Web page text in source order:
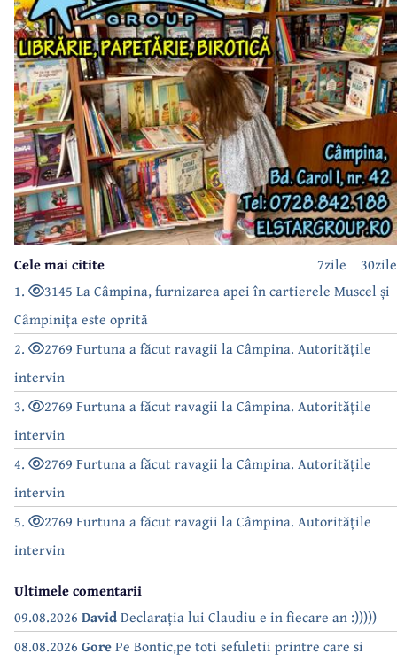
30zile
7zile
Cele mai citite
1.
3145 La Câmpina, furnizarea apei în cartierele Muscel și
Câmpinița este oprită
2.
2769 Furtuna a făcut ravagii la Câmpina. Autoritățile
intervin
3.
2769 Furtuna a făcut ravagii la Câmpina. Autoritățile
intervin
4.
2769 Furtuna a făcut ravagii la Câmpina. Autoritățile
intervin
5.
2769 Furtuna a făcut ravagii la Câmpina. Autoritățile
intervin
Ultimele comentarii
09.08.2026 DavidDeclarația lui Claudiu e in fiecare an :)))))
08.08.2026 GorePe Bontic,pe toti sefuletii printre care si